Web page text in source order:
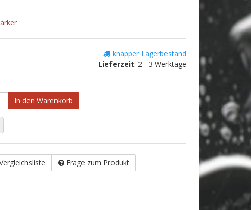
knapper Lagerbestand
Lieferzeit: 2 - 3 Werktage
In den Warenkorb
Frage zum Produkt